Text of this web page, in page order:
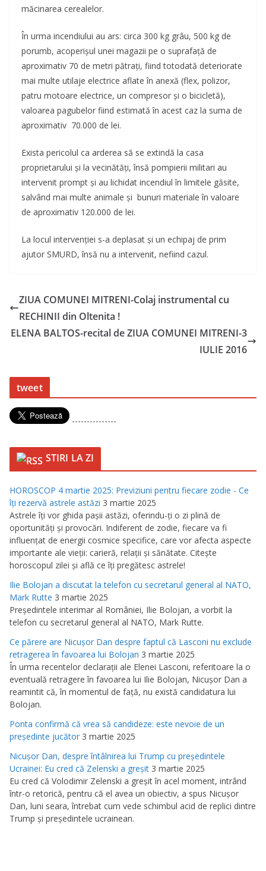
măcinarea cerealelor.
În urma incendiului au ars: circa 300 kg grâu, 500 kg de
porumb, acoperișul unei magazii pe o suprafață de
aproximativ 70 de metri pătrați, fiind totodată deteriorate
mai multe utilaje electrice aflate în anexă (flex, polizor,
patru motoare electrice, un compresor și o bicicletă),
valoarea pagubelor fiind estimată în acest caz la suma de
aproximativ 70.000 de lei.
Exista pericolul ca arderea să se extindă la casa
proprietarului și la vecinătăți, însă pompierii militari au
intervenit prompt şi au lichidat incendiul în limitele găsite,
salvând mai multe animale și bunuri materiale în valoare
de aproximativ 120.000 de lei.
La locul intervenției s-a deplasat și un echipaj de prim
ajutor SMURD, însă nu a intervenit, nefiind cazul.
ZIUA COMUNEI MITRENI-Colaj instrumental cu
RECHINII din Oltenita !
ELENA BALTOS-recital de ZIUA COMUNEI MITRENI-3
IULIE 2016
tweet
---------------
STIRI LA ZI
HOROSCOP 4 martie 2025: Previziuni pentru fiecare zodie - Ce
îţi rezervă astrele astăzi 3 martie 2025
Astrele îţi vor ghida paşii astăzi, oferindu-ţi o zi plină de
oportunităţi şi provocări. Indiferent de zodie, fiecare va fi
influenţat de energii cosmice specifice, care vor afecta aspecte
importante ale vieţii: carieră, relaţii şi sănătate. Citeşte
horoscopul zilei şi află ce îţi pregătesc astrele!
Ilie Bolojan a discutat la telefon cu secretarul general al NATO,
Mark Rutte 3 martie 2025
Preşedintele interimar al României, Ilie Bolojan, a vorbit la
telefon cu secretarul general al NATO, Mark Rutte.
Ce părere are Nicuşor Dan despre faptul că Lasconi nu exclude
retragerea în favoarea lui Bolojan 3 martie 2025
În urma recentelor declaraţii ale Elenei Lasconi, referitoare la o
eventuală retragere în favoarea lui Ilie Bolojan, Nicuşor Dan a
reamintit că, în momentul de faţă, nu există candidatura lui
Bolojan.
Ponta confirmă că vrea să candideze: este nevoie de un
preşedinte jucător 3 martie 2025
Nicuşor Dan, despre întâlnirea lui Trump cu preşedintele
Ucrainei: Eu cred că Zelenski a greşit 3 martie 2025
Eu cred că Volodimir Zelenski a greşit în acel moment, intrând
într-o retorică, pentru că el avea un obiectiv, a spus Nicuşor
Dan, luni seara, întrebat cum vede schimbul acid de replici dintre
Trump şi preşedintele ucrainean.